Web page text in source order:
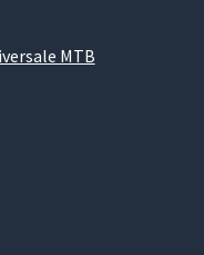
MTB